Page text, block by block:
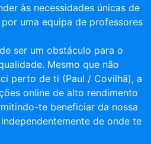
às necessidades únicas de
uma equipa de professores
ser um obstáculo para o
Mesmo que não
perto de ti (Paul / Covilhã), a
online de alto rendimento
te beneficiar da nossa
de onde te